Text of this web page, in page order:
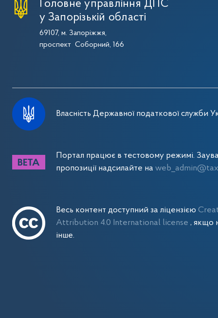
Головне управління ДПС
у Запорізькій області
69107, м. Запоріжжя,
проспект Соборний, 166
Власність Державної податкової служби
Портал працює в тестовому режимі.
пропозиції надсилайте на
Весь контент доступний за ліцензією
Attribution 4.0 International license , якщо
інше.